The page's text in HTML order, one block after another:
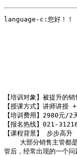
language-c:您好！！
【培训对象】被提升的
【授课方式】讲师讲
【培训费用】2980元/2
【报名热线】021-
【课程背景】 步步高升
大部分销售主管都
管后，经常出现的一个